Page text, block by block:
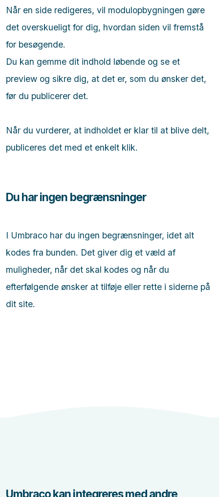
Når en side redigeres, vil modulopbygningen gøre
det overskueligt for dig, hvordan siden vil fremstå
for besøgende.
Du kan gemme dit indhold løbende og se et
preview og sikre dig, at det er, som du ønsker det,
før du publicerer det.
Når du vurderer, at indholdet er klar til at blive delt,
publiceres det med et enkelt klik.
Du har ingen begrænsninger
I Umbraco har du ingen begrænsninger, idet alt
kodes fra bunden. Det giver dig et væld af
muligheder, når det skal kodes og når du
efterfølgende ønsker at tilføje eller rette i siderne på
dit site.
Umbraco kan integreres med andre